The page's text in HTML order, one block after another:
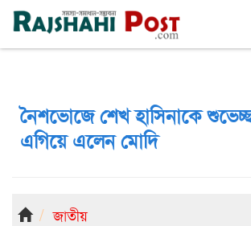
রাজশাহী রবিবার, ৯ই আগস্ট ২০২৬, ২৫শে শ্রাবণ ১৪৩৩
নৈশভোজে শেখ হাসিনাকে
এগিয়ে এলেন মোদি
জাতীয়